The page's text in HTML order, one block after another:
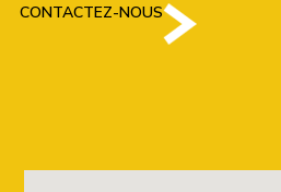
CONTACTEZ-NOUS